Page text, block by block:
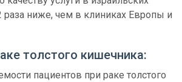
раза ниже, чем в клиниках Европы и
толстого кишечника:
пациентов при раке толстого